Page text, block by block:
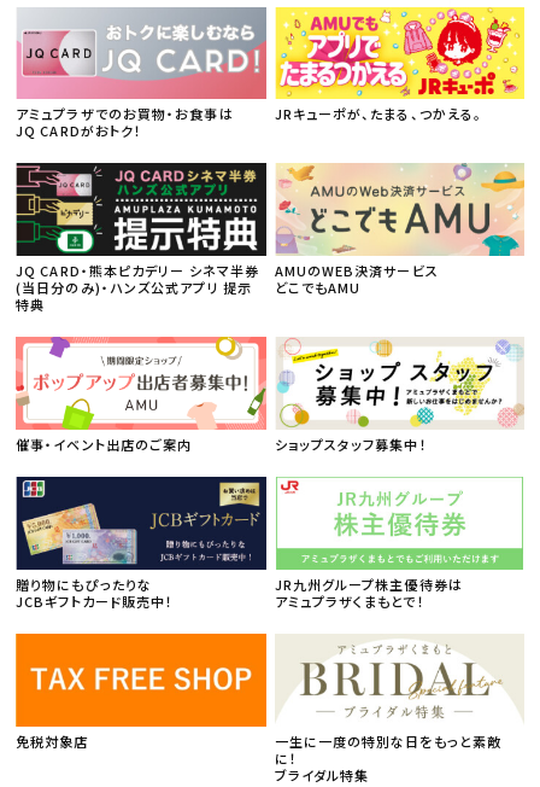
アミュプラザでのお買物・お食事は
JQ CARDがおトク！
JRキューポが、たまる、つかえる。
JQ CARD・熊本ピカデリー シネマ半券
(当日分のみ)・ハンズ公式アプリ 提示
特典
AMUのWEB決済サービス
どこでもAMU
催事・イベント出店のご案内 ショップスタッフ募集中！
贈り物にもぴったりな
JCBギフトカード販売中！
JR九州グループ株主優待券は
アミュプラザくまもとで！
免税対象店
一生に一度の特別な日をもっと素敵
に！
ブライダル特集